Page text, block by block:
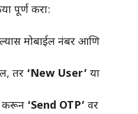
पूर्ण करा:
मोबाईल नंबर आणि
तर ‘New User’ या
करून ‘Send OTP’ वर